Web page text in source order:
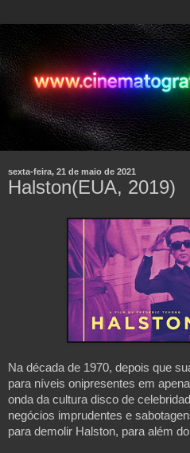
sexta-feira, 21 de maio de 2021
Halston(EUA, 2019)
Na década de 1970, depois que
para níveis onipresentes em
onda da cultura disco de
negócios imprudentes e
para demolir Halston, para além